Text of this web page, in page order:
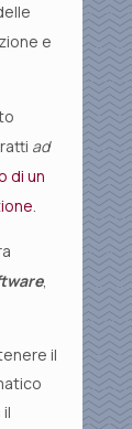
e
ad
di un
.
,
il